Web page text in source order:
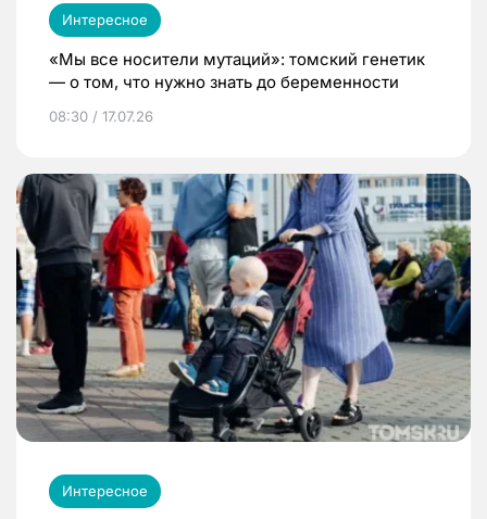
Интересное
«Мы все носители мутаций»: томский генетик
— о том, что нужно знать до беременности
08:30 / 17.07.26
Интересное